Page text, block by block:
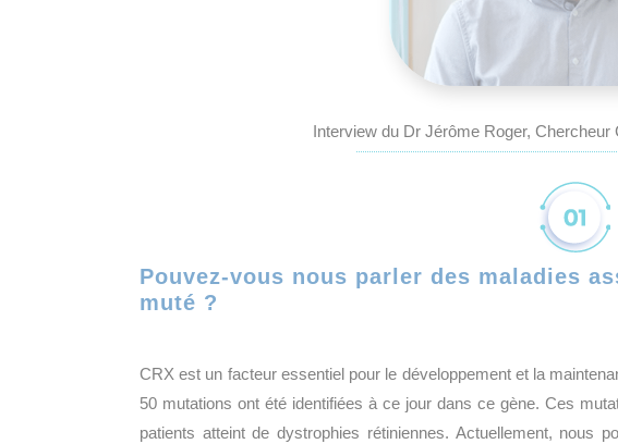
Interview du Dr Jérôme Roger,
Pouvez-vous nous parler des maladies
muté ?
CRX est un facteur essentiel pour le développement et la
50 mutations ont été identifiées à ce jour dans ce gène. Ces
patients atteint de dystrophies rétiniennes. Actuellement, nous